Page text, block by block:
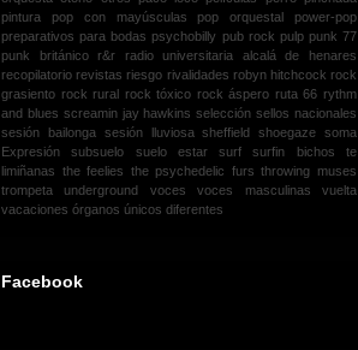
pintura
pop con mayúsculas pop orquestal
power-pop
preparativos para bodas psychobilly pub rock pulp punk 77
punk británico
r&r
radio universitaria alcalá de henares
recopilatorio revistas riesgo rivalidades robyn hitchcock rock
grasiento rock rural rock tóxico rock áspero ruta 66 rythm
and blues screamin jay hawkins selección sellos nacionales
sesión bailonga
sesión lluviosa sheffield shoegaze soma
Expresión
subsuelo suelo estar surf surfin bichos
te
limiñanas the feelies the psychedelic furs throwing muses
trompeta
underground voces voces masculinas
vuelta
vacaciones órganos únicos diferentes
Facebook